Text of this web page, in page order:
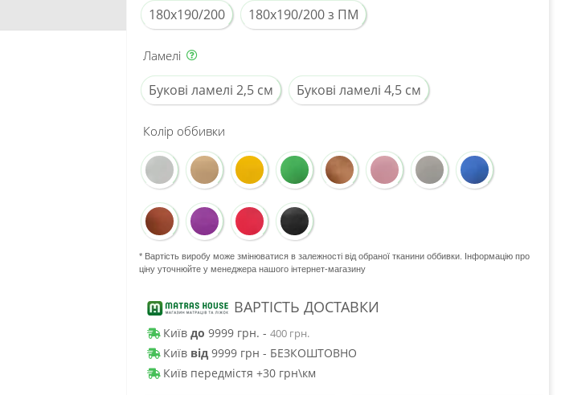
180x190/200 180x190/200 з ПМ
Ламелі
Букові ламелі 2,5 см Букові ламелі 4,5 см
Колір оббивки
* Вартість виробу може змінюватися в залежності від обраної тканини оббивки. Інформацію про
ціну уточнюйте у менеджера нашого інтернет-магазину
ВАРТІСТЬ ДОСТАВКИ
Київ до 9999 грн. - 400 грн.
Київ від9999 грн - БЕЗКОШТОВНО
Київ передмістя +30 грн\км